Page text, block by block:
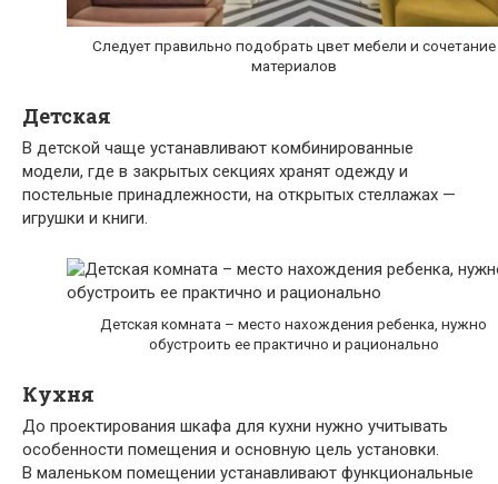
Следует правильно подобрать цвет мебели и сочетание
материалов
Детская
В детской чаще устанавливают комбинированные
модели, где в закрытых секциях хранят одежду и
постельные принадлежности, на открытых стеллажах —
игрушки и книги.
Детская комната – место нахождения ребенка, нужно
обустроить ее практично и рационально
Кухня
До проектирования шкафа для кухни нужно учитывать
особенности помещения и основную цель установки.
В маленьком помещении устанавливают функциональные